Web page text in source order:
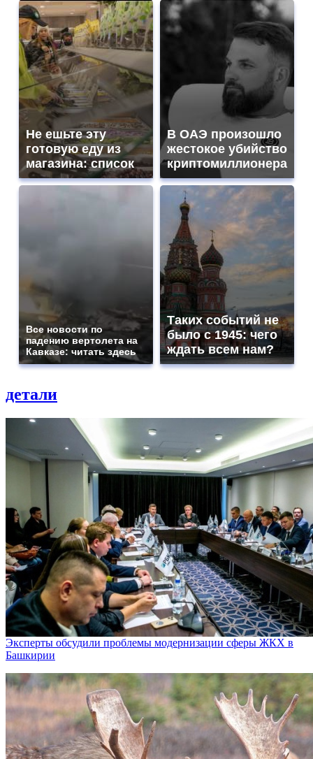
Не ешьте эту
готовую еду из
магазина: список
В ОАЭ произошло
жестокое убийство
криптомиллионера
Все новости по
падению вертолета на
Кавказе: читать здесь
Таких событий не
было с 1945: чего
ждать всем нам?
детали
Эксперты обсудили проблемы модернизации сферы ЖКХ в
Башкирии